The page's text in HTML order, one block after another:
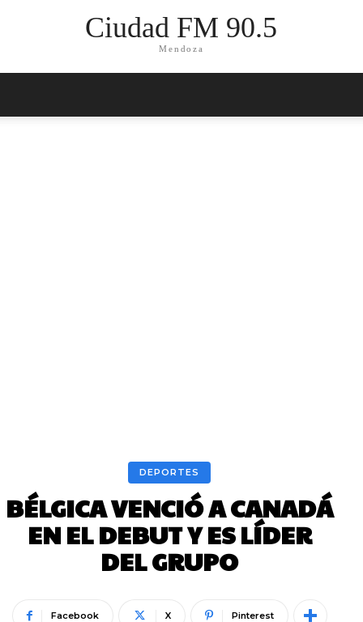
Ciudad FM 90.5
Mendoza
DEPORTES
BÉLGICA VENCIÓ A CANADÁ
EN EL DEBUT Y ES LÍDER
DEL GRUPO
Facebook X Pinterest